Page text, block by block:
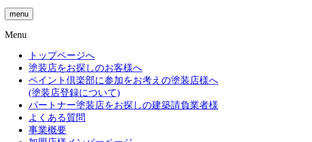
menu
Menu
トップページへ
塗装店をお探しのお客様へ
ペイント倶楽部に参加をお考えの塗装店様へ
(塗装店登録について)
パートナー塗装店をお探しの建築請負業者様
よくある質問
事業概要